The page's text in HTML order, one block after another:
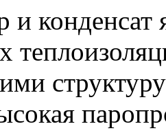
и конденсат